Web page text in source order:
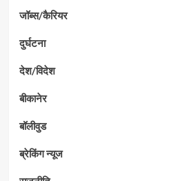
जॉब्स/कैरियर
दुर्घटना
देश/विदेश
बीकानेर
बॉलीवुड
ब्रेकिंग न्यूज